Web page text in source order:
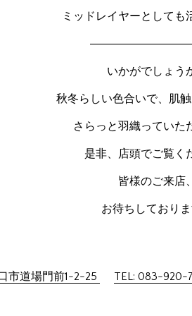
ミッドレイヤーとしても
いかがでしょう
秋冬らしい色合いで、肌
さらっと羽織っていた
是非、店頭でご覧く
皆様のご来店、
お待ちしておりま
市道場門前1-2-25 TEL: 083-920-